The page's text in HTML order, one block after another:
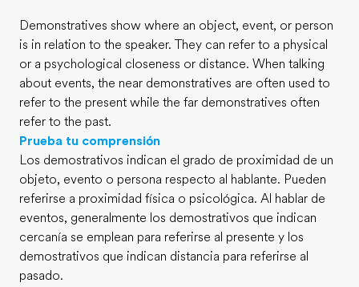
Oficinas
Encuentra una oficina
Sobre nosotros
Trabajos
Únete al equipo
Demonstratives show where an object, event, or person
is in relation to the speaker. They can refer to a physical
or a psychological closeness or distance. When talking
about events, the near demonstratives are often used to
refer to the present while the far demonstratives often
refer to the past.
Prueba tu comprensión
Los demostrativos indican el grado de proximidad de un
objeto, evento o persona respecto al hablante. Pueden
referirse a proximidad física o psicológica. Al hablar de
eventos, generalmente los demostrativos que indican
cercanía se emplean para referirse al presente y los
demostrativos que indican distancia para referirse al
pasado.